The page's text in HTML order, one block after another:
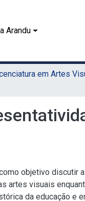
Arandu
objetivo discutir
artes visuais
da educação e